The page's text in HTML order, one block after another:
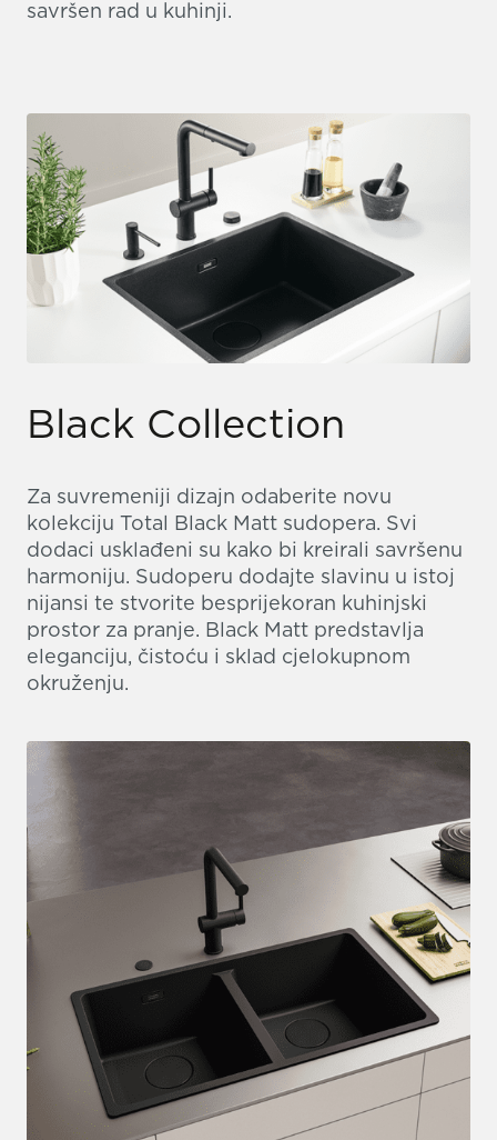
savršen rad u kuhinji.
Black Collection
Za suvremeniji dizajn odaberite novu
kolekciju Total Black Matt sudopera. Svi
dodaci usklađeni su kako bi kreirali savršenu
harmoniju. Sudoperu dodajte slavinu u istoj
nijansi te stvorite besprijekoran kuhinjski
prostor za pranje. Black Matt predstavlja
eleganciju, čistoću i sklad cjelokupnom
okruženju.